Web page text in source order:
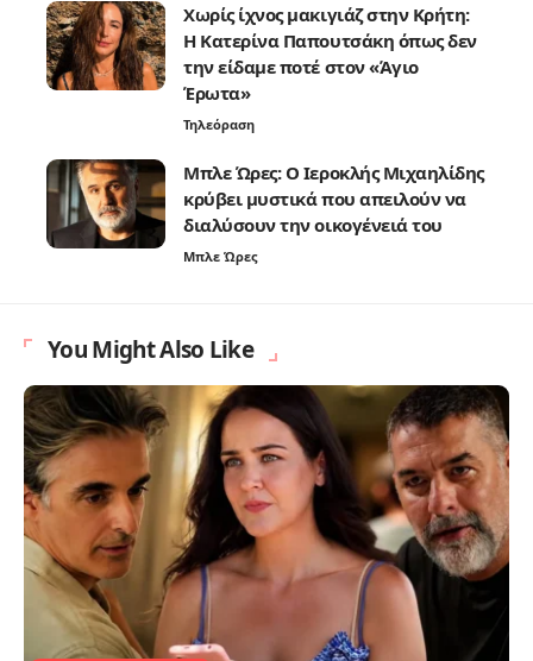
Χωρίς ίχνος μακιγιάζ στην Κρήτη:
Η Κατερίνα Παπουτσάκη όπως δεν
την είδαμε ποτέ στον «Άγιο
Έρωτα»
Τηλεόραση
Μπλε Ώρες: Ο Ιεροκλής Μιχαηλίδης
κρύβει μυστικά που απειλούν να
διαλύσουν την οικογένειά του
Μπλε Ώρες
You Might Also Like